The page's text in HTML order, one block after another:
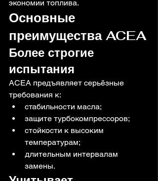
экономии топлива.
Основные
преимущества ACEA
Более строгие
испытания
ACEA предъявляет серьёзные
требования к:
стабильности масла;
защите турбокомпрессоров;
стойкости к высоким
температурам;
длительным интервалам
замены.